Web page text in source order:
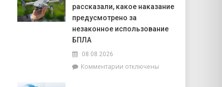
рассказали, какое наказание
предусмотрено за
незаконное использование
БПЛА
08.08.2026
Комментариикотключены